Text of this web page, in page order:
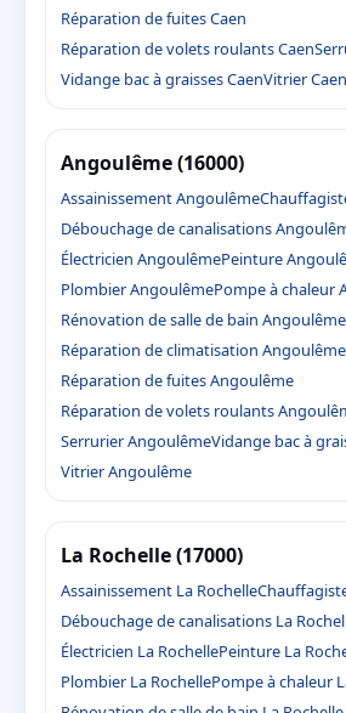
Réparation de fuites Caen
Réparation de volets roulants Caen
Vidange bac à graisses CaenVitrier Caen
Angoulême (16000)
Assainissement Angoulême
Débouchage de canalisations
Électricien AngoulêmePeinture
Plombier AngoulêmePompe à chaleur
Rénovation de salle de bain Angoulême
Réparation de climatisation Angoulême
Réparation de fuites Angoulême
Réparation de volets roulants
Serrurier AngoulêmeVidange bac à
Vitrier Angoulême
La Rochelle (17000)
Assainissement La Rochelle
Débouchage de canalisations La
Électricien La RochellePeinture La
Plombier La RochellePompe à chaleur